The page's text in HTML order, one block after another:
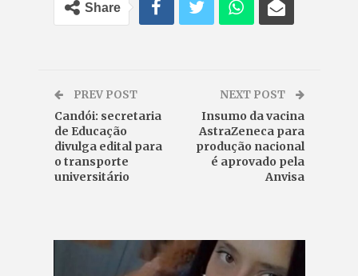
Share
PREV POST
Candói: secretaria
de Educação
divulga edital para
o transporte
universitário
NEXT POST
Insumo da vacina
AstraZeneca para
produção nacional
é aprovado pela
Anvisa